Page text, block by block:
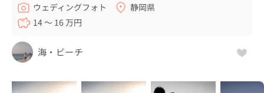
ウェディングフォト
静岡県
14 〜 16 万円
海・ビーチ